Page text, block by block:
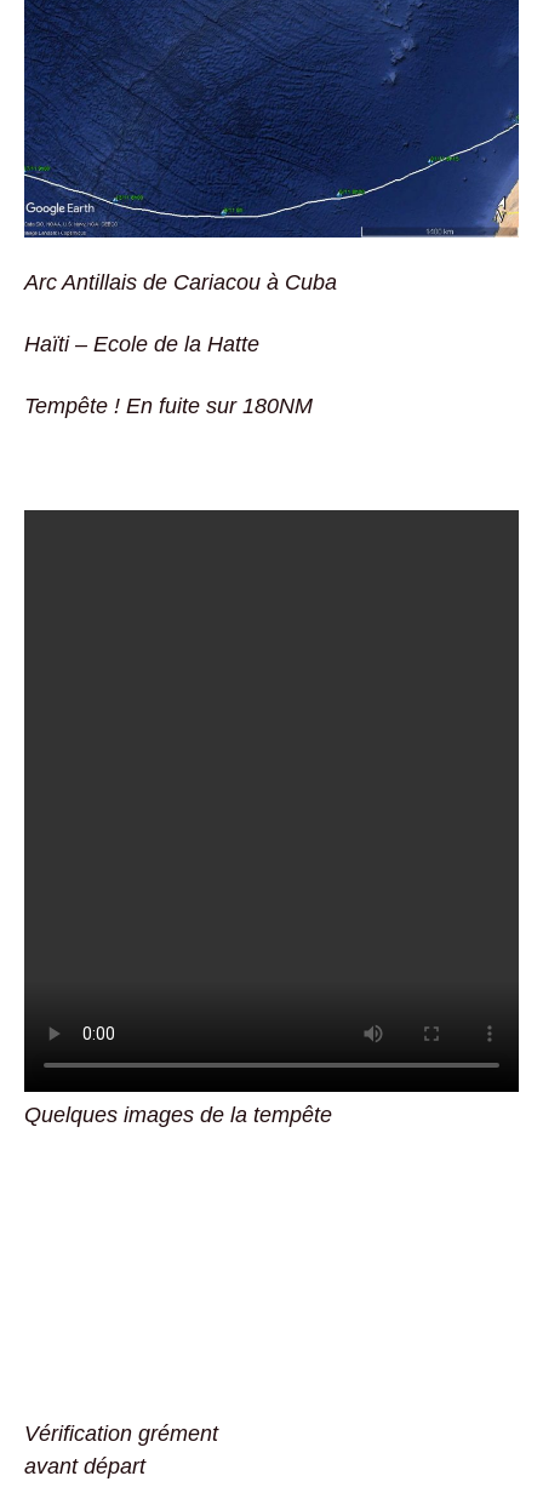
Arc Antillais de Cariacou à Cuba
Haïti – Ecole de la Hatte
Tempête ! En fuite sur 180NM
Quelques images de la tempête
Vérification grément
avant départ